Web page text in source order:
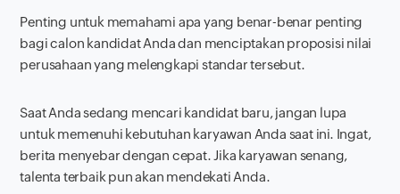
Penting untuk memahami apa yang benar-benar penting
bagi calon kandidat Anda dan menciptakan proposisi nilai
perusahaan yang melengkapi standar tersebut.
Saat Anda sedang mencari kandidat baru, jangan lupa
untuk memenuhi kebutuhan karyawan Anda saat ini. Ingat,
berita menyebar dengan cepat. Jika karyawan senang,
talenta terbaik pun akan mendekati Anda.